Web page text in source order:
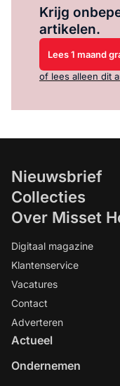
Krijg
artikelen.
Lees 1 maand
of lees alleen dit
Nieuwsbrief
Collecties
Over Misset
Digitaal magazine
Klantenservice
Vacatures
Contact
Adverteren
Actueel
Ondernemen